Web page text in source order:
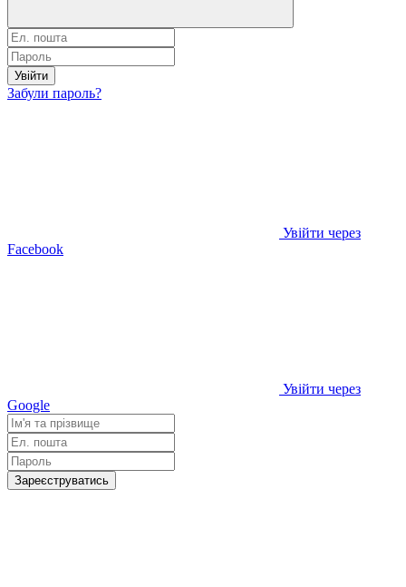
Увійти
Забули пароль?
Увійти через
Facebook
Увійти через
Google
Зареєструватись